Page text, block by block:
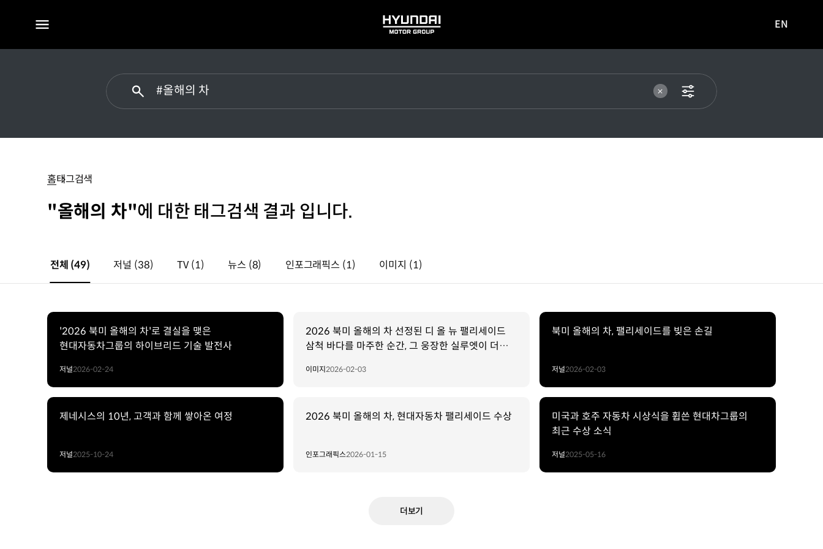
전체
HYUNDAI
MOTOR
사이트로
EN
홈태그검색
"올해의 차"에 대한 태그검색 결과 입니다.
전체 (49) 저널 (38) TV(1) 뉴스 (8) 인포그래픽스 (1) 이미지 (1)
'2026 북미 올해의 차'로 결실을 맺은
현대자동차그룹의 하이브리드 기술 발전사
저널2026-02-24
2026 북미 올해의 차 선정된 디 올 뉴 팰리세이드
삼척 바다를 마주한 순간, 그 웅장한 실루엣이 더
이미지2026-02-03
북미 올해의 차, 팰리세이드를 빚은 손길
저널2026-02-03
제네시스의 10년, 고객과 함께 쌓아온 여정
저널2025-10-24
2026 북미 올해의 차, 현대자동차 팰리세이드 수상
인포그래픽스2026-01-15
미국과 호주 자동차 시상식을 휩쓴 현대차그룹의
최근 수상 소식
저널2025-05-16
더보기